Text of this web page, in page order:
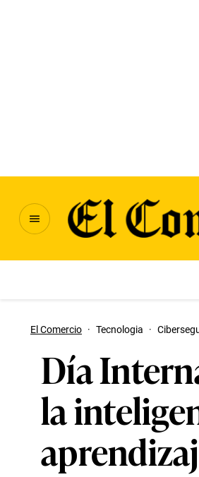
El Comercio · Tecnologia ·
Día
la